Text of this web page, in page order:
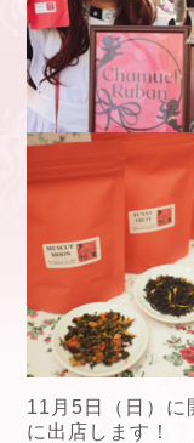
11月5日（日）に
に出店します！